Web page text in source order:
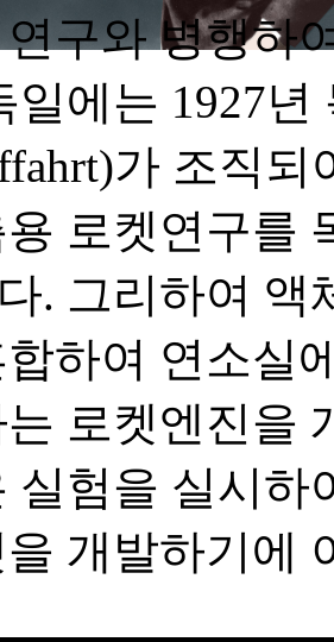
구와 병행하
일에는 1927
가 조직
로켓연구를
. 그리하여 액
하여 연소실
로켓엔진을
실험을 실시하
개발하기에